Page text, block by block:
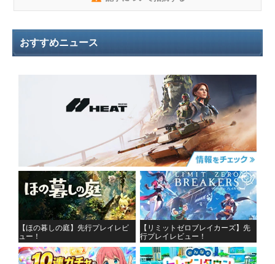
おすすめニュース
【ほの暮しの庭】先行プレイレビ
ュー！
【リミットゼロブレイカーズ】先
行プレイレビュー！